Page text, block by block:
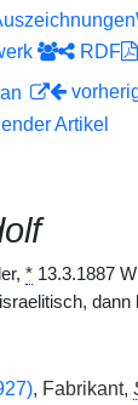
RDF
Artikel
* 13.3.1887
dann
, Fabrikant,